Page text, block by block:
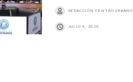
REDACCIÓN CENTRO URBANO
JULIO 9, 2026